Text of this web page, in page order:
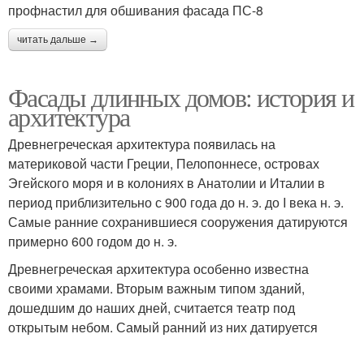
профнастил для обшивания фасада ПС-8
читать дальше →
Фасады длинных домов: история и
архитектура
Древнегреческая архитектура появилась на
материковой части Греции, Пелопоннесе, островах
Эгейского моря и в колониях в Анатолии и Италии в
период приблизительно с 900 года до н. э. до I века н. э.
Самые ранние сохранившиеся сооружения датируются
примерно 600 годом до н. э.
Древнегреческая архитектура особенно известна
своими храмами. Вторым важным типом зданий,
дошедшим до наших дней, считается театр под
открытым небом. Самый ранний из них датируется